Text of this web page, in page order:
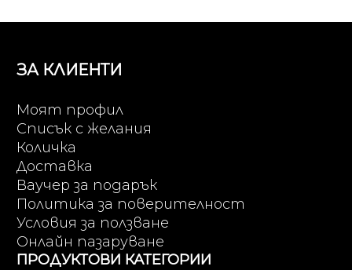
ЗА КЛИЕНТИ
Моят профил
Списък с желания
Количка
Доставка
Ваучер за подарък
Политика за поверителност
Условия за ползване
Онлайн пазаруване
ПРОДУКТОВИ КАТЕГОРИИ